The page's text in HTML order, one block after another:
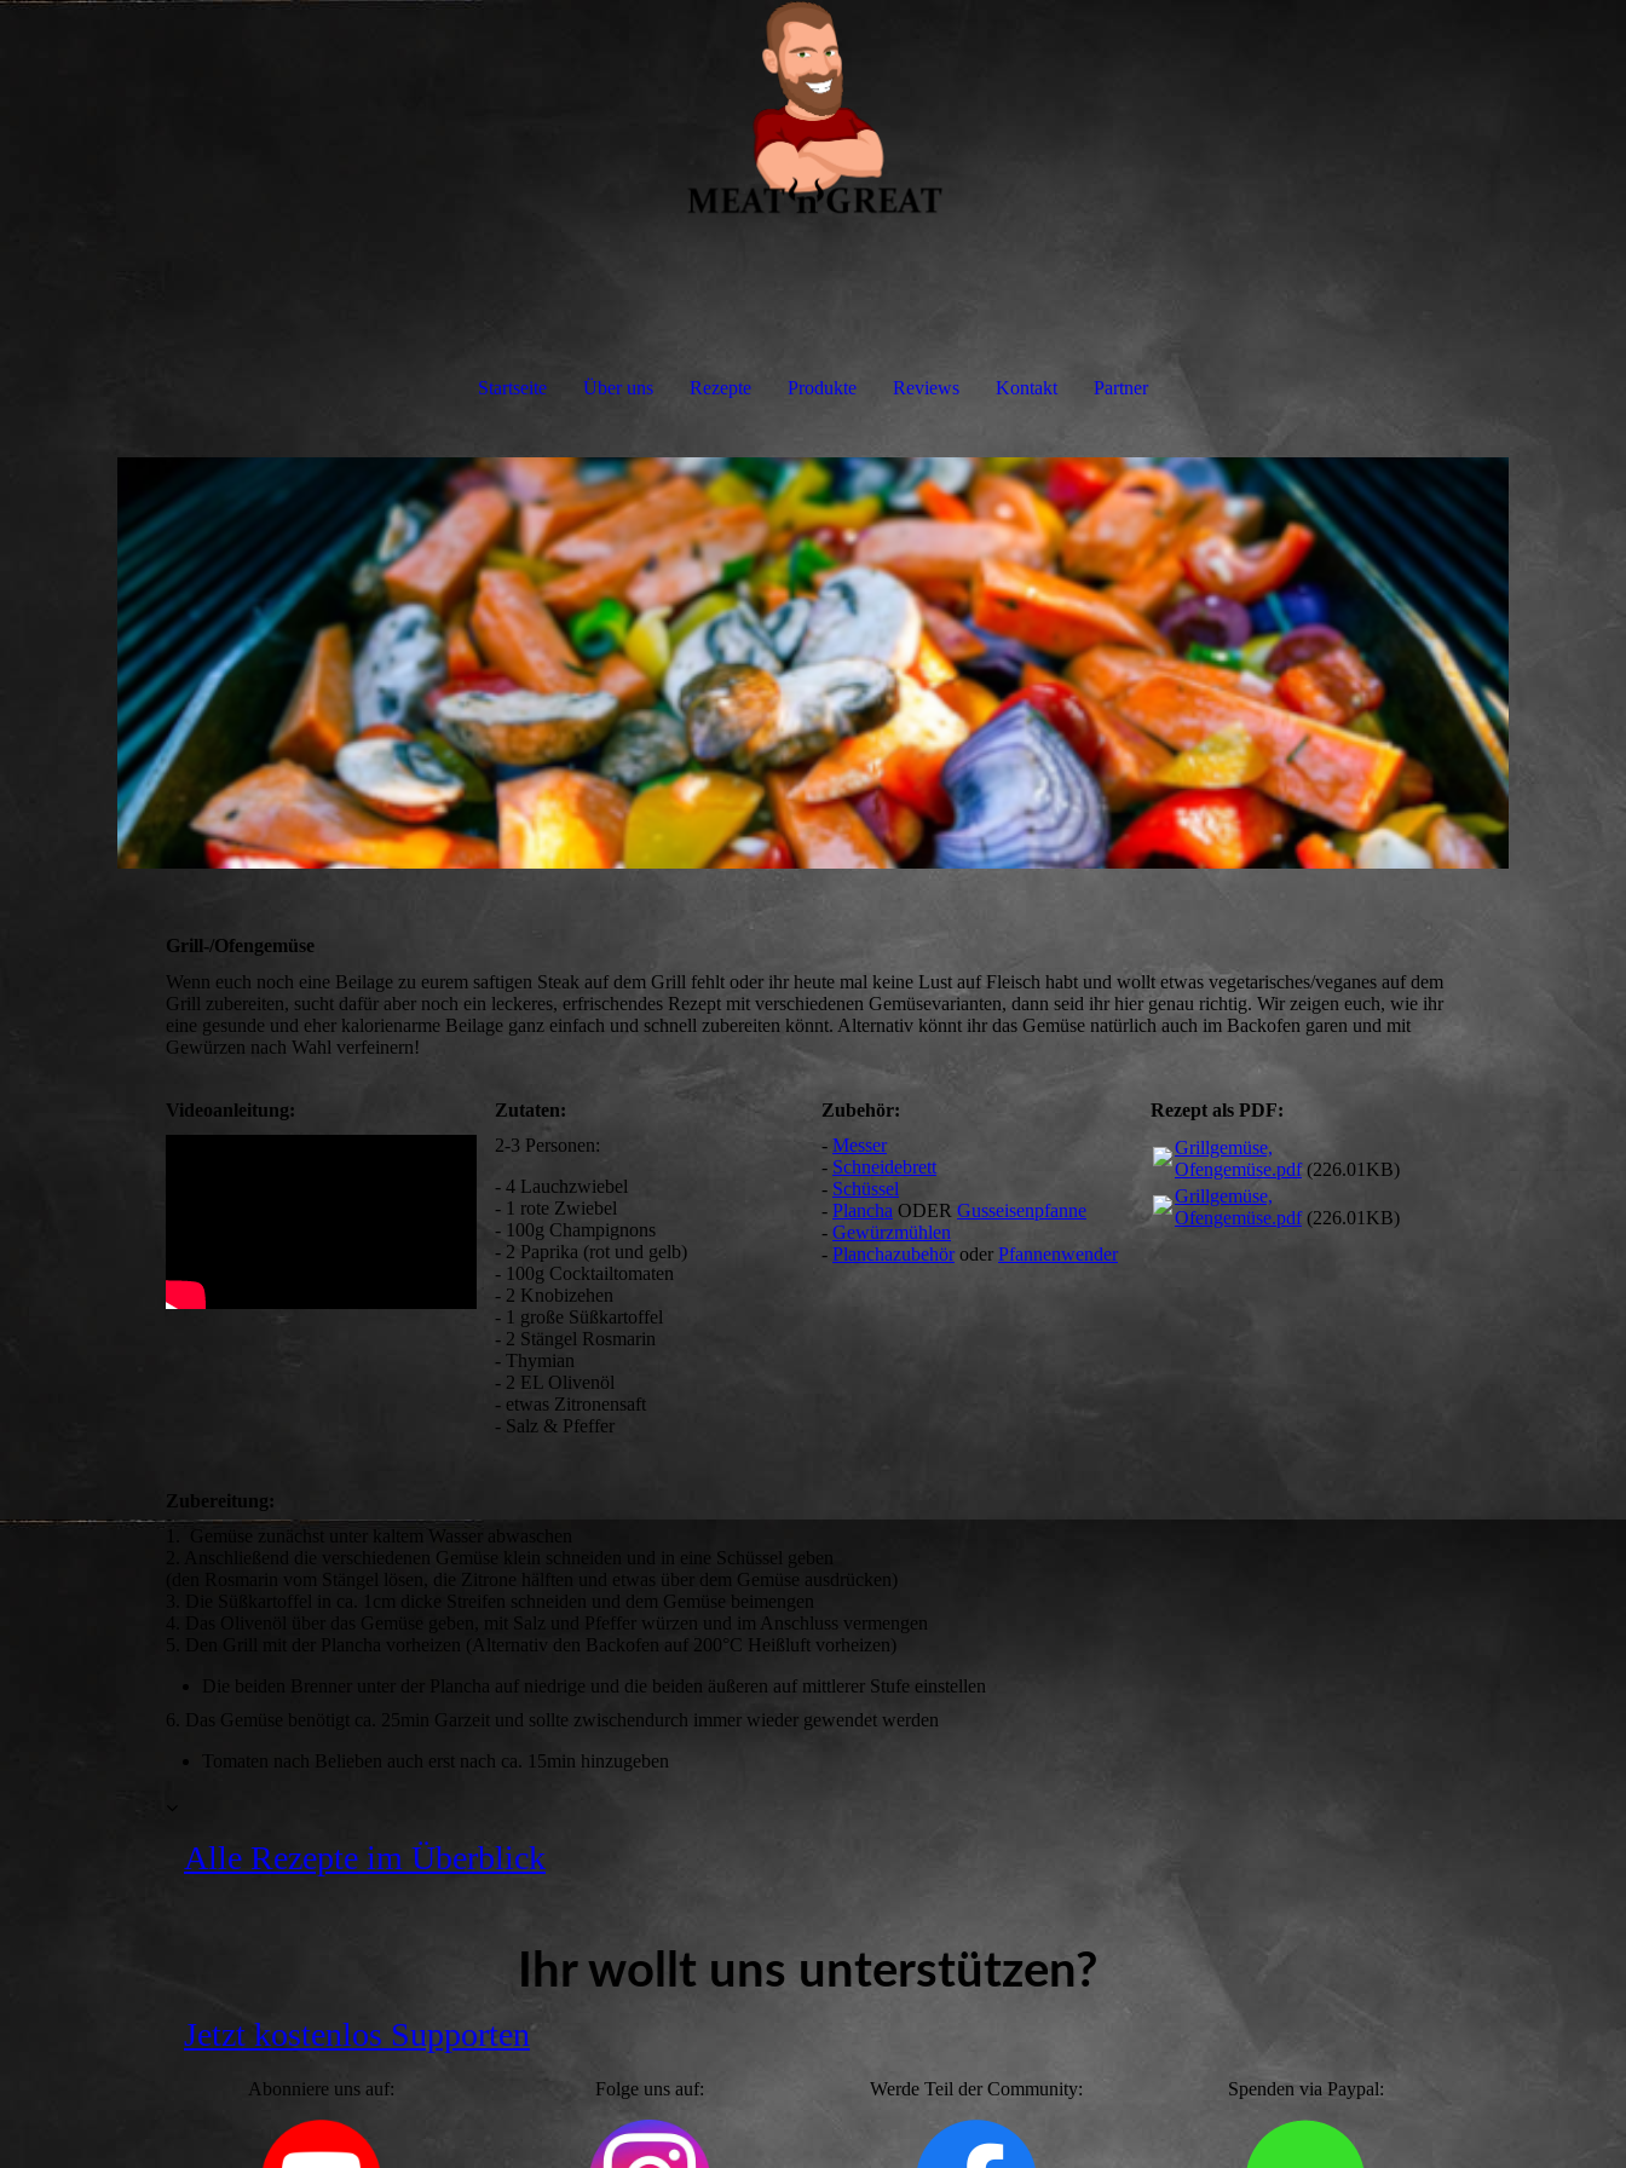
Startseite Über uns Rezepte Produkte Reviews Kontakt Partner
Grill-/Ofengemüse
Wenn euch noch eine Beilage zu eurem saftigen Steak auf dem Grill fehlt oder ihr heute mal keine Lust auf Fleisch habt und wollt etwas vegetarisches/veganes auf dem
Grill zubereiten, sucht dafür aber noch ein leckeres, erfrischendes Rezept mit verschiedenen Gemüsevarianten, dann seid ihr hier genau richtig. Wir zeigen euch, wie ihr
eine gesunde und eher kalorienarme Beilage ganz einfach und schnell zubereiten könnt. Alternativ könnt ihr das Gemüse natürlich auch im Backofen garen und mit
Gewürzen nach Wahl verfeinern!
Videoanleitung:
Zutaten:
2-3 Personen:
- 4 Lauchzwiebel
- 1 rote Zwiebel
- 100g Champignons
- 2 Paprika (rot und gelb)
- 100g Cocktailtomaten
- 2 Knobizehen
- 1 große Süßkartoffel
- 2 Stängel Rosmarin
- Thymian
- 2 EL Olivenöl
- etwas Zitronensaft
- Salz & Pfeffer
Zubehör:
- Messer
- Schneidebrett
- Schüssel
- Plancha ODER Gusseisenpfanne
- Gewürzmühlen
- Planchazubehöroder Pfannenwender
Rezept als PDF:
Grillgemüse,
Ofengemüse.pdf(226.01KB)
Grillgemüse,
Ofengemüse.pdf(226.01KB)
Zubereitung:
1. Gemüse zunächst unter kaltem Wasser abwaschen
2. Anschließend die verschiedenen Gemüse klein schneiden und in eine Schüssel geben
(den Rosmarin vom Stängel lösen, die Zitrone hälften und etwas über dem Gemüse ausdrücken)
3. Die Süßkartoffel in ca. 1cm dicke Streifen schneiden und dem Gemüse beimengen
4. Das Olivenöl über das Gemüse geben, mit Salz und Pfeffer würzen und im Anschluss vermengen
5. Den Grill mit der Plancha vorheizen (Alternativ den Backofen auf 200°C Heißluft vorheizen)
Die beiden Brenner unter der Plancha auf niedrige und die beiden äußeren auf mittlerer Stufe einstellen
6. Das Gemüse benötigt ca. 25min Garzeit und sollte zwischendurch immer wieder gewendet werden
Tomaten nach Belieben auch erst nach ca. 15min hinzugeben
Alle Rezepte im Überblick
Ihr wollt uns unterstützen?
Jetzt kostenlos Supporten
Abonniere uns auf: Folge uns auf: Werde Teil der Community: Spenden via Paypal: